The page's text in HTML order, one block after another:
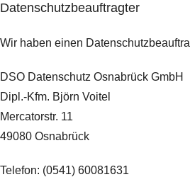
Datenschutz­beauftragter
Wir haben einen
DSO Datenschutz Osnabrück GmbH
Dipl.-Kfm. Björn Voitel
Mercatorstr. 11
49080 Osnabrück
Telefon: (0541) 60081631